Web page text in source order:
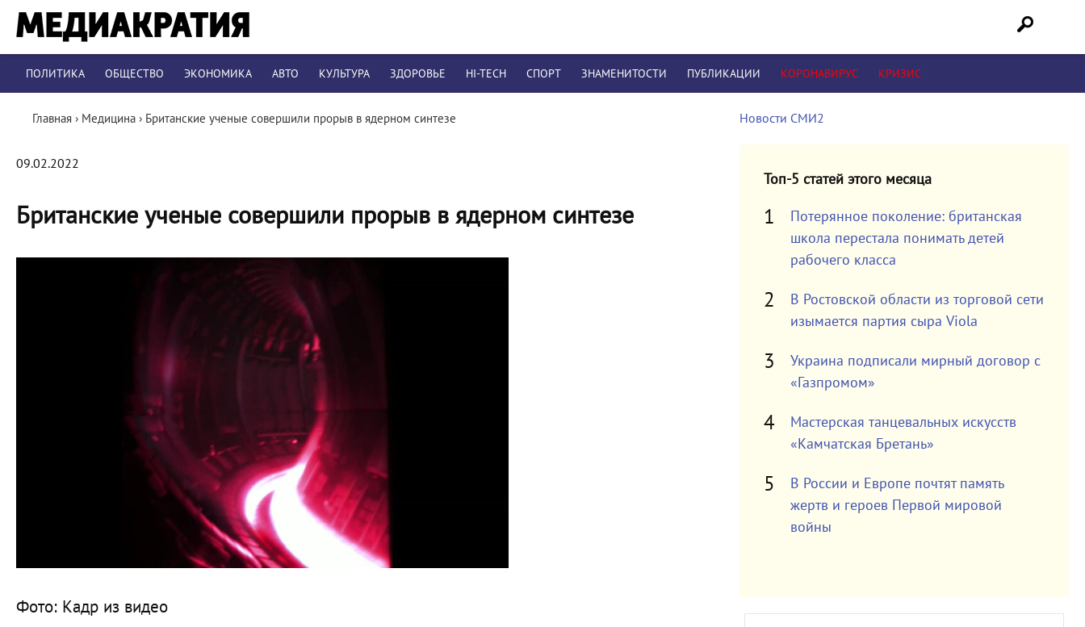
ПОЛИТИКА ОБЩЕСТВО ЭКОНОМИКА АВТО КУЛЬТУРА ЗДОРОВЬЕ HI-TECH СПОРТ ЗНАМЕНИТОСТИ ПУБЛИКАЦИИ КОРОНАВИРУС КРИЗИС
Главная › Медицина › Британские ученые совершили прорыв в ядерном синтезе
09.02.2022
Британские ученые совершили прорыв в ядерном синтезе
Фото: Кадр из видео
Новости СМИ2
Топ-5 статей этого месяца
Потерянное поколение: британская
школа перестала понимать детей
рабочего класса
В Ростовской области из торговой сети
изымается партия сыра Viola
Украина подписали мирный договор с
«Газпромом»
Мастерская танцевальных искусств
«Камчатская Бретань»
В России и Европе почтят память
жертв и героев Первой мировой
войны